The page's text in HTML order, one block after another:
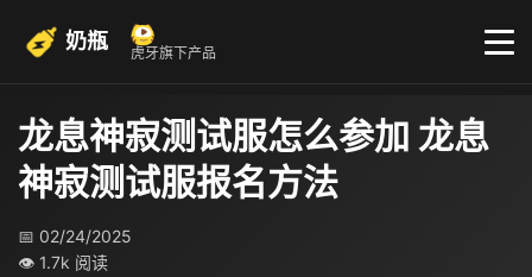
奶瓶 虎牙旗下产品
龙息神寂测试服怎么参加 龙息
神寂测试服报名方法​
📅 02/24/2025
👁 1.7k 阅读